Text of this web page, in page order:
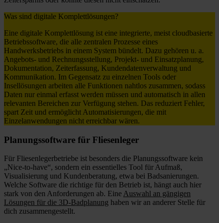
Was sind digitale Komplettlösungen?
Eine digitale Komplettlösung ist eine integrierte, meist cloudbasierte
Betriebssoftware, die alle zentralen Prozesse eines
Handwerksbetriebs in einem System bündelt. Dazu gehören u. a.
Angebots- und Rechnungsstellung, Projekt- und Einsatzplanung,
Dokumentation, Zeiterfassung, Kundendatenverwaltung und
Kommunikation. Im Gegensatz zu einzelnen Tools oder
Insellösungen arbeiten alle Funktionen nahtlos zusammen, sodass
Daten nur einmal erfasst werden müssen und automatisch in allen
relevanten Bereichen zur Verfügung stehen. Das reduziert Fehler,
spart Zeit und ermöglicht Automatisierungen, die mit
Einzelanwendungen nicht erreichbar wären.
Planungssoftware für Fliesenleger
Für Fliesenlegerbetriebe ist besonders die Planungssoftware kein
„Nice-to-have“, sondern ein essentielles Tool für Aufmaß,
Visualisierung und Kundenberatung, etwa bei Badsanierungen.
Welche Software die richtige für den Betrieb ist, hängt auch hier
stark von den Anforderungen ab. Eine Auswahl an gängigen
Lösungen für die 3D-Badplanung haben wir an anderer Stelle für
dich zusammengestellt.